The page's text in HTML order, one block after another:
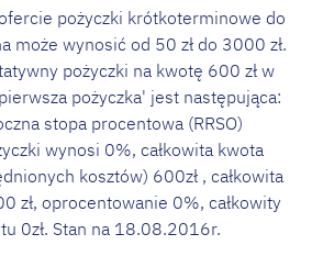
pożyczki krótkoterminowe do
może wynosić od 50 zł do 3000 zł.
pożyczki na kwotę 600 zł w
pożyczka' jest następująca:
stopa procentowa (RRSO)
wynosi 0%, całkowita kwota
kosztów) 600zł , całkowita
zł, oprocentowanie 0%, całkowity
0zł. Stan na 18.08.2016r.